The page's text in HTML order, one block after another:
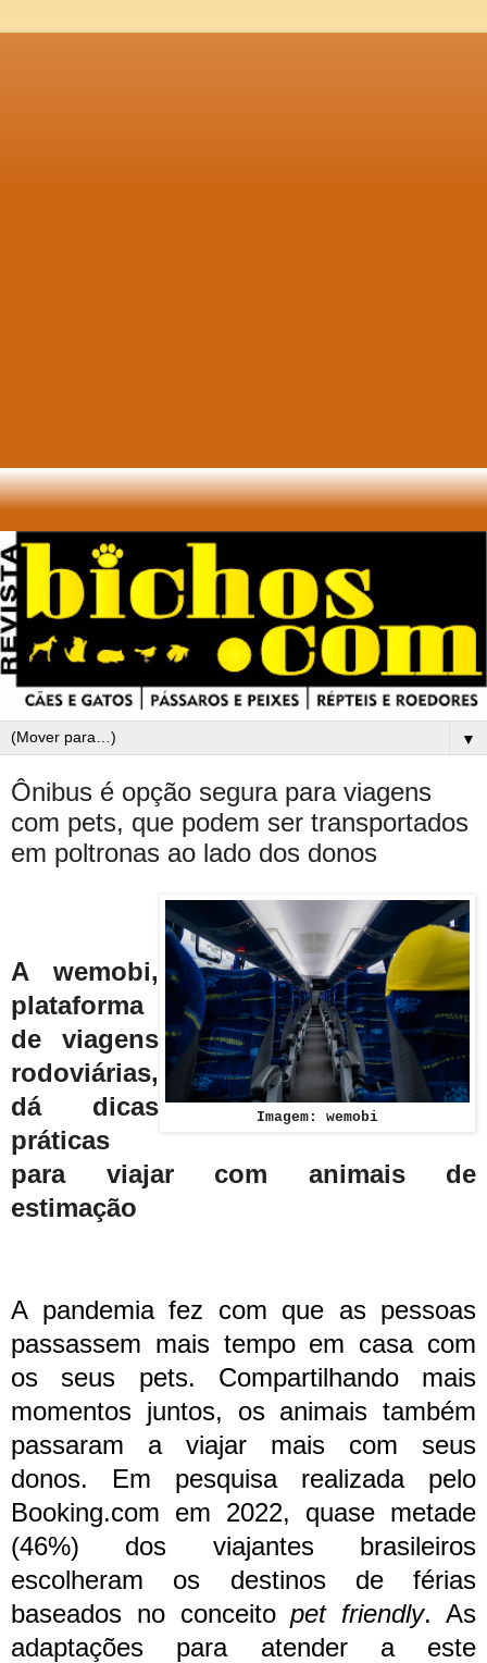
▼
Ônibus é opção segura para viagens
com pets, que podem ser transportados
em poltronas ao lado dos donos
Imagem: wemobi
A wemobi,
plataforma
de viagens
rodoviárias,
dá dicas
práticas
para viajar com animais de
estimação
A pandemia fez com que as pessoas
passassem mais tempo em casa com
os seus pets. Compartilhando mais
momentos juntos, os animais também
passaram a viajar mais com seus
donos. Em pesquisa realizada pelo
Booking.com em 2022, quase metade
(46%) dos viajantes brasileiros
escolheram os destinos de férias
baseados no conceitopet friendly. As
adaptações para atender a este